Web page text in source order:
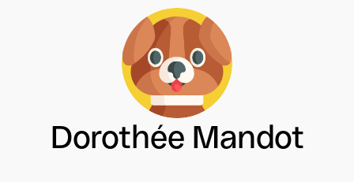
Dorothée Mandot